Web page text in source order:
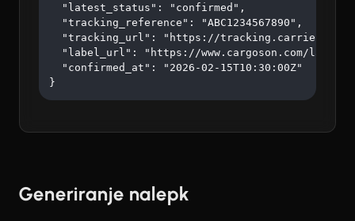
  "latest_status": "confirmed",
  "tracking_reference": "ABC1234567890",
"tracking_url": "https://
"label_url": "https://www.cargoson.com/
  "confirmed_at": "2026-02-15T10:30:00Z"
}
Generiranje nalepk